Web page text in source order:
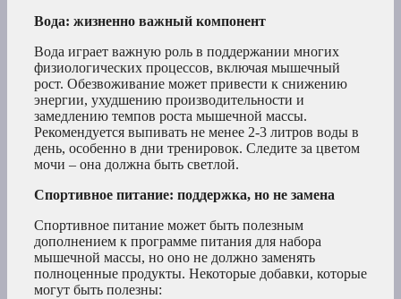
Вода: жизненно важный компонент
Вода играет важную роль в поддержании многих
физиологических процессов, включая мышечный
рост. Обезвоживание может привести к снижению
энергии, ухудшению производительности и
замедлению темпов роста мышечной массы.
Рекомендуется выпивать не менее 2-3 литров воды в
день, особенно в дни тренировок. Следите за цветом
мочи – она должна быть светлой.
Спортивное питание: поддержка, но не замена
Спортивное питание может быть полезным
дополнением к программе питания для набора
мышечной массы, но оно не должно заменять
полноценные продукты. Некоторые добавки, которые
могут быть полезны: